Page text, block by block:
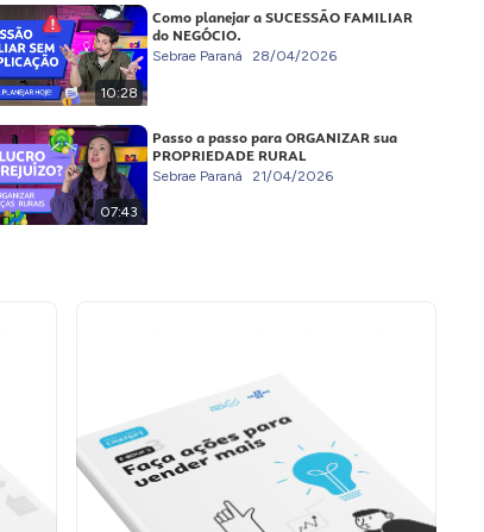
10:28
Como planejar a SUCESSÃO FAMILIAR
do NEGÓCIO.
Sebrae Paraná 28/04/2026
07:43
Passo a passo para ORGANIZAR sua
PROPRIEDADE RURAL
Sebrae Paraná 21/04/2026